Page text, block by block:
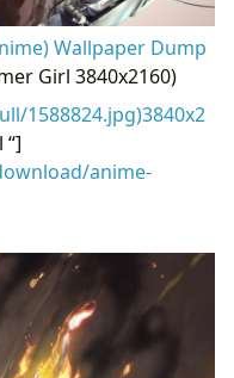
Wallpaper Dump
Girl 3840x2160)
1588824.jpg)3840x2
anime-